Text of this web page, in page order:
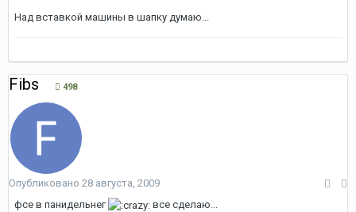
Над вставкой машины в шапку думаю...
Fibs 498
Опубликовано 28 августа, 2009
фсе в панидельнег
все сделаю...